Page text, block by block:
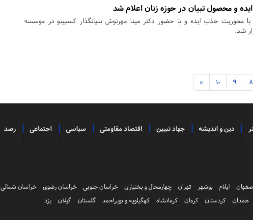
و محصول تبیان در حوزه زنان اعلام شد
با محوریت جذب ایده و با حضور دکتر مینا مهرنوش بنیانگذار کسبینو در موسسه
شد.
8
9
10
»
دین و اندیشه جهاد تبیین اقتصاد مقاومتی سیاسی اجتماعی رصد
ایلام بوشهر تهران چهارمحال و بختیاری خراسان جنوبی خراسان رضوی خراسان شمالی
همدان کردستان کرمان کرمانشاه کهگیلویه و بویراحمد گلستان گیلان یزد